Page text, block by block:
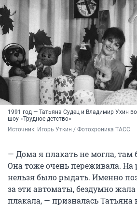
1991 год — Татьяна Судец и Владимир Ухин
шоу «Трудное детство»
Источник: Игорь Уткин / Фотохроника ТАСС
— Дома я плакать не могла,
Она тоже очень переживала. На
нельзя было рыдать. Именно
за эти автоматы, бездумно
плакала, — призналась Татьяна